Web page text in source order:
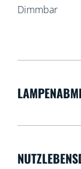
Dimmbar